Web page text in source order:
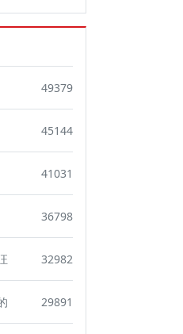
49379
45144
41031
36798
32982
29891